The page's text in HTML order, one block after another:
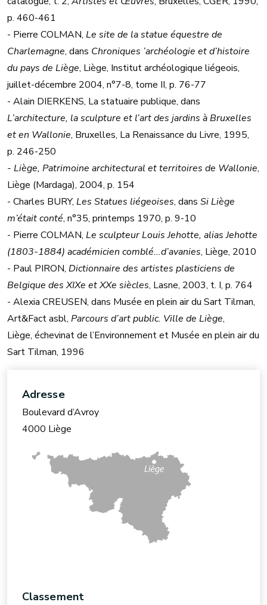
p. 460-461
- Pierre COLMAN, Le site de la statue équestre de
Charlemagne, dans Chroniques ’archéologie et d’histoire
du pays de Liège, Liège, Institut archéologique liégeois,
juillet-décembre 2004, n°7-8, tome II, p. 76-77
- Alain DIERKENS, La statuaire publique, dans
L’architecture, la sculpture et l’art des jardins à Bruxelles
et en Wallonie, Bruxelles, La Renaissance du Livre, 1995,
p. 246-250
- Liège, Patrimoine architectural et territoires de Wallonie,
Liège (Mardaga), 2004, p. 154
- Charles BURY, Les Statues liégeoises, dans Si Liège
m’était conté, n°35, printemps 1970, p. 9-10
- Pierre COLMAN, Le sculpteur Louis Jehotte, alias Jehotte
(1803-1884) académicien comblé...d’avanies, Liège, 2010
- Paul PIRON, Dictionnaire des artistes plasticiens de
Belgique des XIXe et XXe siècles, Lasne, 2003, t. I, p. 764
- Alexia CREUSEN, dans Musée en plein air du Sart Tilman,
Art&Fact asbl, Parcours d’art public. Ville de Liège,
Liège, échevinat de l’Environnement et Musée en plein air du
Sart Tilman, 1996
Adresse
Boulevard d’Avroy
4000 Liège
Classement